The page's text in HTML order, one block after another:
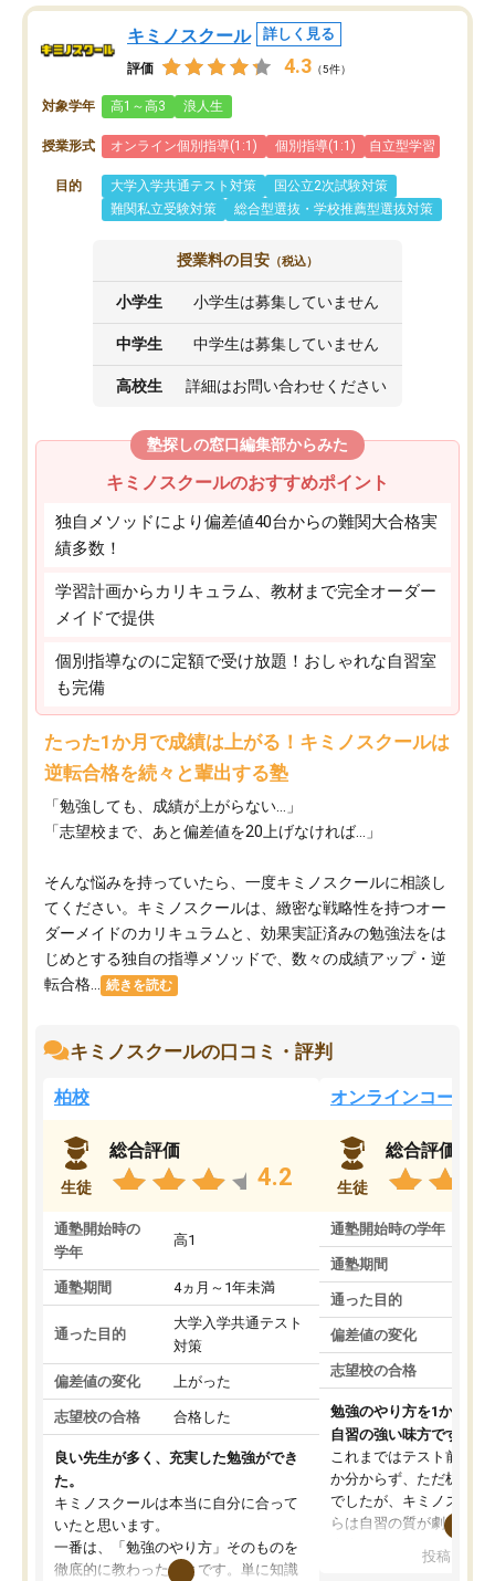
キミノスクール 詳しく見る
評価 4.3 （5件）
対象学年 高1～高3 浪人生
授業形式 オンライン個別指導(1:1) 個別指導(1:1) 自立型学習
目的 大学入学共通テスト対策
国公立2次試験対策
難関私立受験対策
総合型選抜・学校推薦型選抜対策
授業料の目安 （税込）
小学生 小学生は募集していません
中学生 中学生は募集していません
高校生 詳細はお問い合わせください
塾探しの窓口編集部からみた
キミノスクールのおすすめポイント
独自メソッドにより偏差値40台からの難関大合格実
績多数！
学習計画からカリキュラム、教材まで完全オーダー
メイドで提供
個別指導なのに定額で受け放題！おしゃれな自習室
も完備
たった1か月で成績は上がる！キミノスクールは
逆転合格を続々と輩出する塾
「勉強しても、成績が上がらない…」
「志望校まで、あと偏差値を20上げなければ…」
そんな悩みを持っていたら、一度キミノスクールに相談し
てください。キミノスクールは、緻密な戦略性を持つオー
ダーメイドのカリキュラムと、効果実証済みの勉強法をは
じめとする独自の指導メソッドで、数々の成績アップ・逆
転合格...
続きを読む
キミノスクールの口コミ・評判
柏校
生徒
総合評価
4.2
通塾開始時の
学年
高1
通塾期間 4ヵ月～1年未満
通った目的
大学入学共通テスト
対策
偏差値の変化 上がった
志望校の合格 合格した
良い先生が多く、充実した勉強ができ
た。
キミノスクールは本当に自分に合って
いたと思います。
一番は、「勉強のやり方」そのものを
徹底的に教わったことです。単に知識
オンラインコース
生徒
総合評価
通塾開始時の学年
通塾期間
通った目的
偏差値の変化
志望校の合格
勉強のやり方を1から教
自習の強い味方です。
これまではテスト前に何
か分からず、ただ机に座
でしたが、キミノスクー
らは自習の質が劇的に変
を明確にしてくれるの
投稿日：